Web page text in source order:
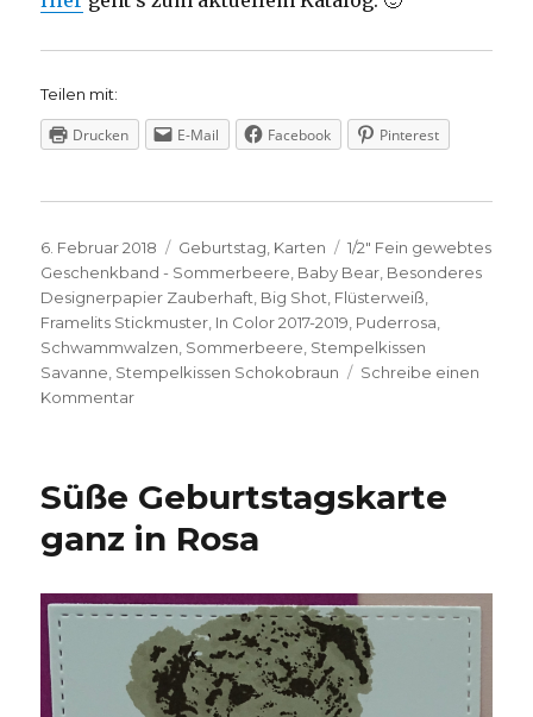
Teilen mit:
Drucken E-Mail Facebook Pinterest
Veröffentlicht
am
6. Februar 2018 Kategorien
Geburtstag Karten Schlagwörter
1/2" Fein gewebtes
Geschenkband - Sommerbeere Baby Bear Besonderes
Designerpapier Zauberhaft Big Shot Flüsterweiß
Framelits Stickmuster In Color 2017-2019 Puderrosa
Schwammwalzen Sommerbeere Stempelkissen
Savanne Stempelkissen Schokobraun
Schreibe einen
Kommentarzu
Süße Geburtstagskarte
ganz in Rosa